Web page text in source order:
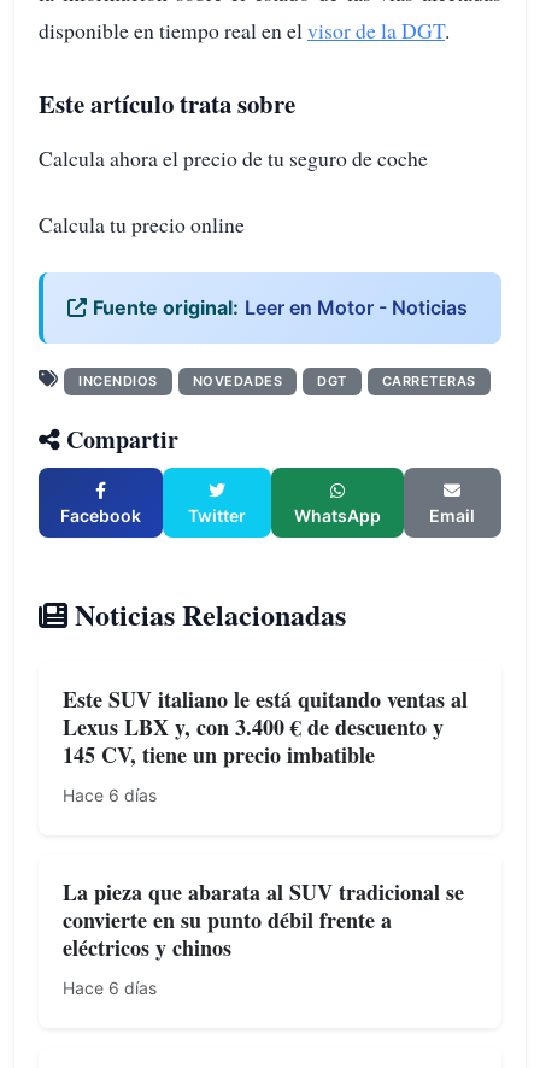
disponible en tiempo real en elvisor de la DGT.
Este artículo trata sobre
Calcula ahora el precio de tu seguro de coche
Calcula tu precio online
Fuente original: Leer en Motor - Noticias
INCENDIOS NOVEDADES DGT CARRETERAS
Compartir
Facebook Twitter WhatsApp Email
Noticias Relacionadas
Este SUV italiano le está quitando ventas al
Lexus LBX y, con 3.400 € de descuento y
145 CV, tiene un precio imbatible
Hace 6 días
La pieza que abarata al SUV tradicional se
convierte en su punto débil frente a
eléctricos y chinos
Hace 6 días